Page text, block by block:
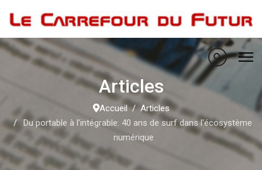
Articles
Accueil
Articles
Du portable à l'intégrable: 40 ans de surf dans l'écosystème
numérique